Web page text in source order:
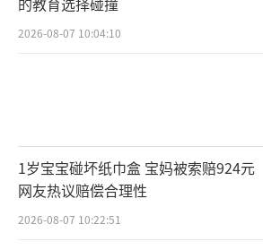
2026-08-07 10:04:10
1岁宝宝碰坏纸巾盒 宝妈被索赔924元
网友热议赔偿合理性
2026-08-07 10:22:51